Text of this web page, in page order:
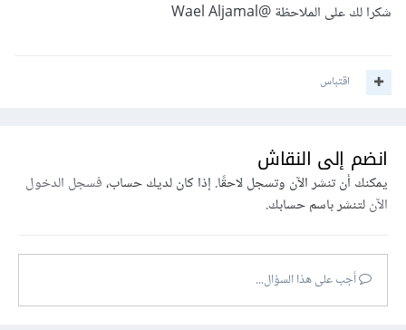
شكرا لك على الملاحظة@Wael Aljamal
اقتباس
انضم إلى النقاش
يمكنك أن تنشر الآن وتسجل لاحقًا. إذا كان لديك حساب،فسجل الدخول
الآنلتنشر باسم حسابك.
أجب على هذا السؤال...